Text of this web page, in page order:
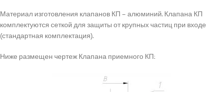
Материал изготовления клапанов КП – алюминий. Клапана КП
комплектуются сеткой для защиты от крупных частиц при входе
(стандартная комплектация).
Ниже размещен чертеж Клапана приемного КП: